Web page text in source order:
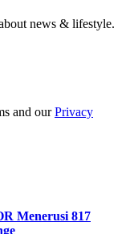
news & lifestyle.
and ourPrivacy
Menerusi 817